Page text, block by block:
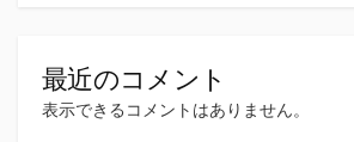
最近のコメント
表示できるコメントはありません。